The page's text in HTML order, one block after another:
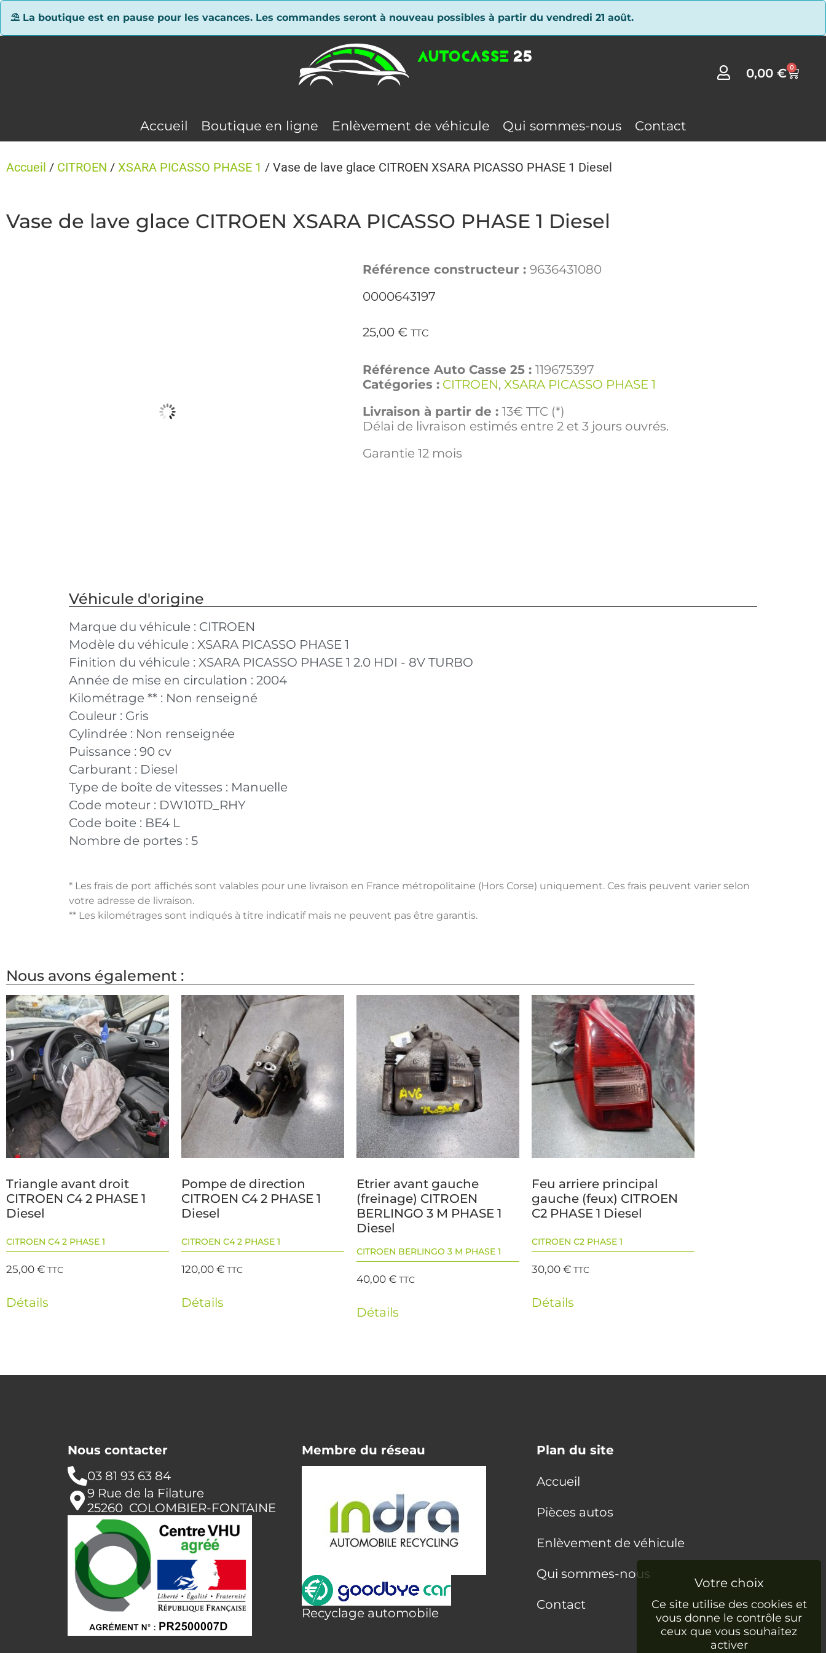
⛱ La boutique est en pause pour les vacances. Les commandes seront à nouveau possibles à partir du vendredi 21 août.
0,00€ 0
Accueil Boutique en ligne Enlèvement de véhicule Qui sommes-nous Contact
Accueil / CITROEN / XSARA PICASSO PHASE 1 / Vase de lave glace CITROEN XSARA PICASSO PHASE 1 Diesel
Vase de lave glace CITROEN XSARA PICASSO PHASE 1 Diesel
Référence constructeur : 9636431080
0000643197
25,00 € TTC
Référence Auto Casse 25 : 119675397
Catégories : CITROEN, XSARA PICASSO PHASE 1
Livraison à partir de : 13€ TTC (*)
Délai de livraison estimés entre 2 et 3 jours ouvrés.
Garantie 12 mois
Véhicule d'origine
Marque du véhicule : CITROEN
Modèle du véhicule : XSARA PICASSO PHASE 1
Finition du véhicule : XSARA PICASSO PHASE 1 2.0 HDI - 8V TURBO
Année de mise en circulation : 2004
Kilométrage ** : Non renseigné
Couleur : Gris
Cylindrée : Non renseignée
Puissance : 90 cv
Carburant : Diesel
Type de boîte de vitesses : Manuelle
Code moteur : DW10TD_RHY
Code boite : BE4 L
Nombre de portes : 5
* Les frais de port affichés sont valables pour une livraison en France métropolitaine (Hors Corse) uniquement. Ces frais peuvent varier selon
votre adresse de livraison.
** Les kilométrages sont indiqués à titre indicatif mais ne peuvent pas être garantis.
Nous avons également :
Triangle avant droit
CITROEN C4 2 PHASE 1
Diesel
CITROEN C4 2 PHASE 1
25,00€ TTC
Détails
Pompe de direction
CITROEN C4 2 PHASE 1
Diesel
CITROEN C4 2 PHASE 1
120,00€ TTC
Détails
Etrier avant gauche
(freinage) CITROEN
BERLINGO 3 M PHASE 1
Diesel
CITROEN BERLINGO 3 M PHASE 1
40,00€ TTC
Détails
Feu arriere principal
gauche (feux) CITROEN
C2 PHASE 1 Diesel
CITROEN C2 PHASE 1
30,00€ TTC
Détails
Nous contacter
03 81 93 63 84
9 Rue de la Filature
25260 COLOMBIER-FONTAINE
Membre du réseau
Recyclage automobile
Plan du site
Accueil
Pièces autos
Enlèvement de véhicule
Qui sommes-nous
Contact
Panneau de gestion des cookies
Ce site utilise des cookies et
vous donne le contrôle sur
ceux que vous souhaitez
activer